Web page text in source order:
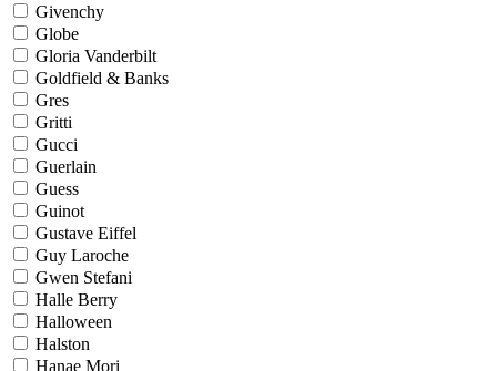
Givenchy
Globe
Gloria Vanderbilt
Goldfield & Banks
Gres
Gritti
Gucci
Guerlain
Guess
Guinot
Gustave Eiffel
Guy Laroche
Gwen Stefani
Halle Berry
Halloween
Halston
Hanae Mori